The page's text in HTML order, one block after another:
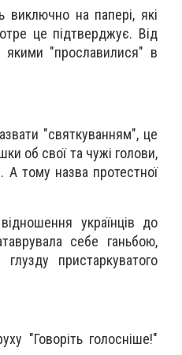
виключно на папері, які
це підтверджує. Від
якими "прославилися" в
"святкуванням", це
об свої та чужі голови,
А тому назва протестної
українців до
себе ганьбою,
пристаркуватого
"Говоріть голосніше!"